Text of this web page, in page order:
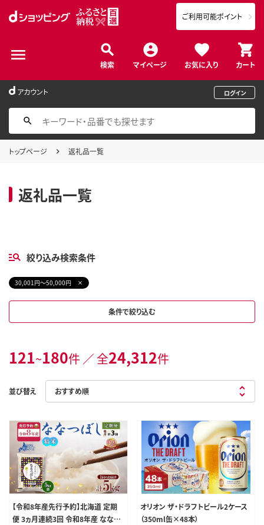
検索 マイページ お気に入り カート
ご利用可能ポイント
アカウント ログイン
トップページ 返礼品一覧
返礼品一覧
絞り込み検索条件
30,001円～50,000円
条件で絞り込む
121~180件 ／ 全24,312件
並び替え
【令和8年産先行予約】北海道 定期
便 3ヵ月連続3回 令和8年産 ななつ
オリオン ザ・ドラフトビール2ケース
（350ml缶×48本）